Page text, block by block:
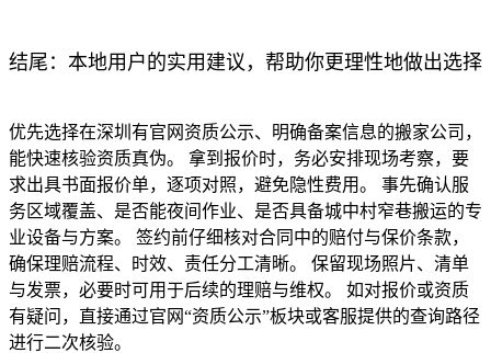
结尾：本地用户的实用建议，帮助你更理性地做出选择
优先选择在深圳有官网资质公示、明确备案信息的搬家公司，
能快速核验资质真伪。 拿到报价时，务必安排现场考察，要
求出具书面报价单，逐项对照，避免隐性费用。 事先确认服
务区域覆盖、是否能夜间作业、是否具备城中村窄巷搬运的专
业设备与方案。 签约前仔细核对合同中的赔付与保价条款，
确保理赔流程、时效、责任分工清晰。 保留现场照片、清单
与发票，必要时可用于后续的理赔与维权。 如对报价或资质
有疑问，直接通过官网“资质公示”板块或客服提供的查询路径
进行二次核验。